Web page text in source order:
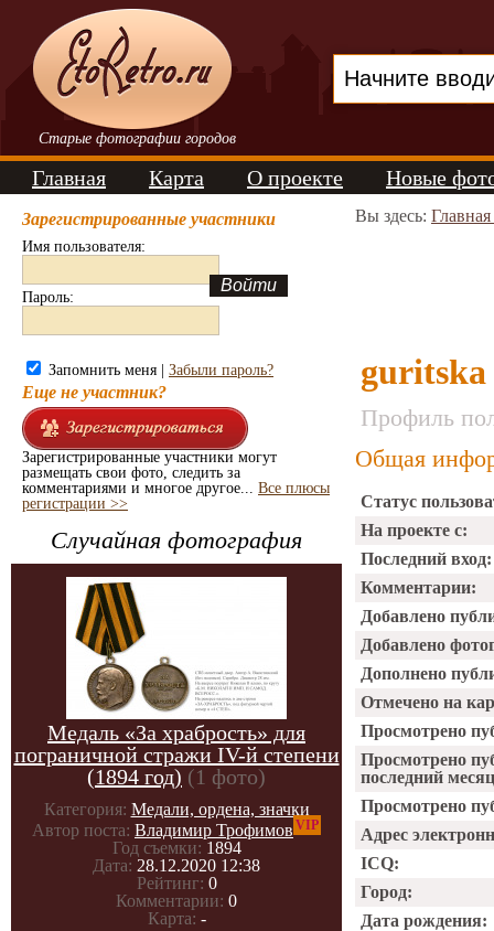
Старые фотографии городов
Главная Карта О проекте Новые
Зарегистрированные участники
Имя пользователя:
Пароль:
Запомнить меня | Забыли пароль?
Еще не участник?
Зарегистрированные участники могут
размещать свои фото, следить за
комментариями и многое другое... Все плюсы
регистрации >>
Случайная фотография
Медаль «За храбрость» для
пограничной стражи IV-й степени
(1894 год) (1 фото)
Категория: Медали, ордена, значки
Автор поста: Владимир Трофимов VIP
Год съемки: 1894
Дата: 28.12.2020 12:38
Рейтинг: 0
Комментарии: 0
Карта: -
Вы здесь:
guritska
Профиль
Общая
Статус
На проекте с:
Последний вход:
Комментарии:
Добавлено
Добавлено
Дополнено
Отмечено на
Просмотрено
Просмотрено
последний
Просмотрено
Адрес
ICQ:
Город:
Дата рождения: